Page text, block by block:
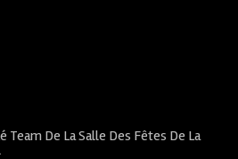
Team De La Salle Des Fêtes De La